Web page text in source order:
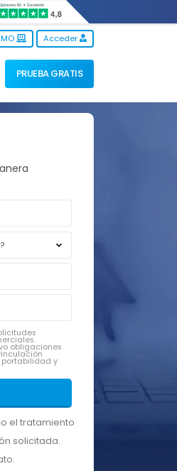
Acceder
PRUEBA GRATIS
obligaciones
portabilidad y
el tratamiento
solicitada.